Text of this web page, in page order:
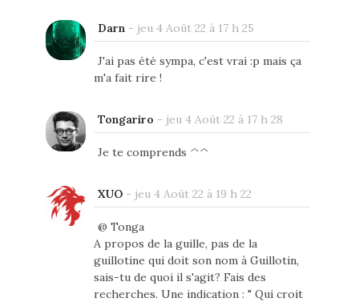
Darn - jeu 4 Août 22 à 17 h 25
J'ai pas été sympa, c'est vrai :p mais ça
m'a fait rire !
Tongariro - jeu 4 Août 22 à 17 h 28
Je te comprends ^^
XUO- jeu 4 Août 22 à 19 h 22
@ Tonga
A propos de la guille, pas de la
guillotine qui doit son nom à Guillotin,
sais-tu de quoi il s'agit? Fais des
recherches. Une indication : " Qui croit